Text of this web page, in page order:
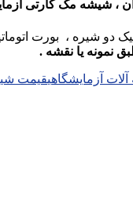
، شیشه مک کارتی
شیره ، بورت
نمونه یا نقشه .
آزمایشگاهیقیمت